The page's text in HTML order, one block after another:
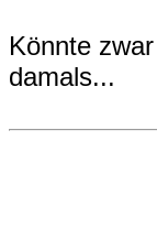
Könnte
damals...